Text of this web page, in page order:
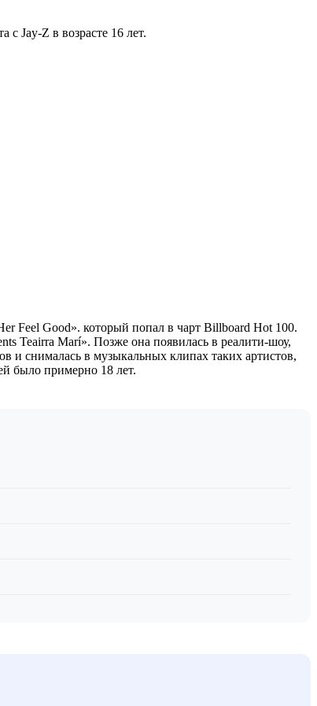
с Jay-Z в возрасте 16 лет.
Feel Good». который попал в чарт Billboard Hot 100.
Teairra Marí». Позже она появилась в реалити-шоу,
снималась в музыкальных клипах таких артистов,
было примерно 18 лет.